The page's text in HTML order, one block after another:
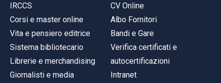
IRCCS
Corsi e master online
Vita e pensiero editrice
Sistema bibliotecario
Librerie e merchandising
Giornalisti e media
CV Online
Albo Fornitori
Bandi e Gare
Verifica certificati e
autocertificazioni
Intranet